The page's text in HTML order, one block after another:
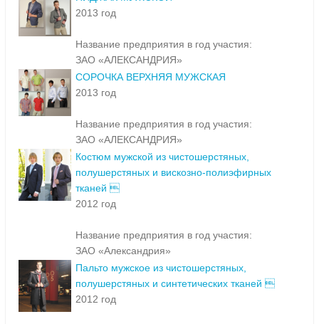
2013 год
Название предприятия в год участия:
ЗАО «АЛЕКСАНДРИЯ»
СОРОЧКА ВЕРХНЯЯ МУЖСКАЯ
2013 год
Название предприятия в год участия:
ЗАО «АЛЕКСАНДРИЯ»
Костюм мужской из чистошерстяных,
полушерстяных и вискозно-полиэфирных
тканей 
2012 год
Название предприятия в год участия:
ЗАО «Александрия»
Пальто мужское из чистошерстяных,
полушерстяных и синтетических тканей 
2012 год